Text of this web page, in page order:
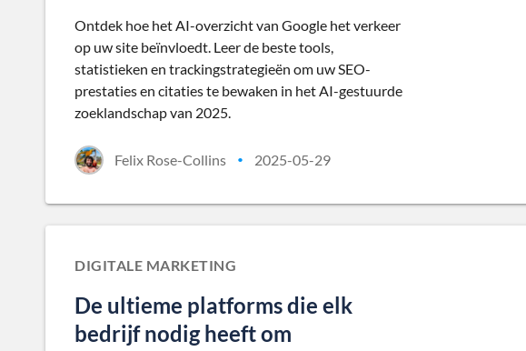
Ontdek hoe het AI-overzicht van Google het verkeer
op uw site beïnvloedt. Leer de beste tools,
statistieken en trackingstrategieën om uw SEO-
prestaties en citaties te bewaken in het AI-gestuurde
zoeklandschap van 2025.
Felix Rose-Collins • 2025-05-29
DIGITALE MARKETING
De ultieme platforms die elk
bedrijf nodig heeft om